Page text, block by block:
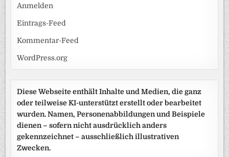
Anmelden
Eintrags-Feed
Kommentar-Feed
WordPress.org
Diese Webseite enthält Inhalte und Medien, die ganz
oder teilweise KI-unterstützt erstellt oder bearbeitet
wurden. Namen, Personenabbildungen und Beispiele
dienen – sofern nicht ausdrücklich anders
gekennzeichnet – ausschließlich illustrativen
Zwecken.